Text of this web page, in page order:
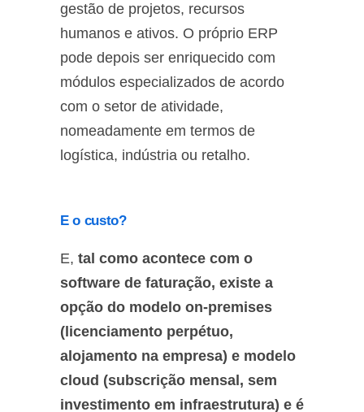
gestão de projetos, recursos
humanos e ativos. O próprio ERP
pode depois ser enriquecido com
módulos especializados de acordo
com o setor de atividade,
nomeadamente em termos de
logística, indústria ou retalho.
E o custo?
E, tal como acontece com o
software de faturação, existe a
opção do modelo on-premises
(licenciamento perpétuo,
alojamento na empresa) e modelo
cloud (subscrição mensal, sem
investimento em infraestrutura) e é